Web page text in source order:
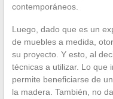
contemporáneos.
Luego, dado que es un
de muebles a medida,
su proyecto. Y esto, al
técnicas a utilizar. Lo que
permite beneficiarse de
la madera. También, no